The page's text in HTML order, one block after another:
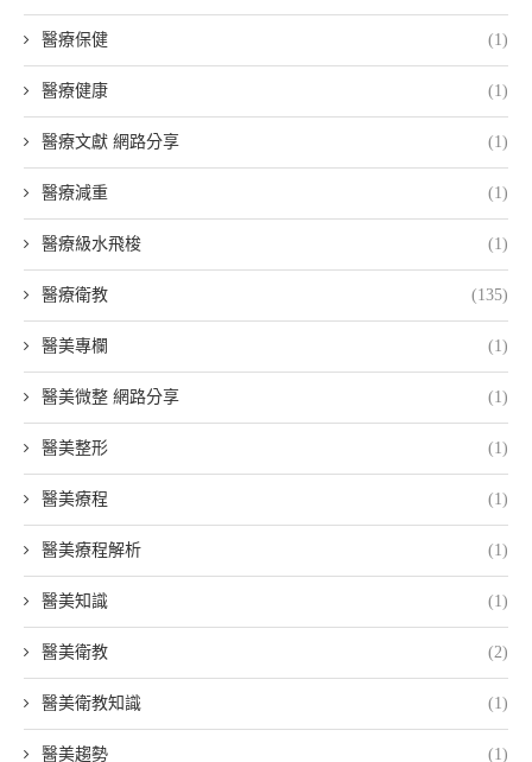
醫療保健 (1)
醫療健康 (1)
醫療文獻 網路分享 (1)
醫療減重 (1)
醫療級水飛梭 (1)
醫療衛教 (135)
醫美專欄 (1)
醫美微整 網路分享 (1)
醫美整形 (1)
醫美療程 (1)
醫美療程解析 (1)
醫美知識 (1)
醫美衛教 (2)
醫美衛教知識 (1)
醫美趨勢 (1)